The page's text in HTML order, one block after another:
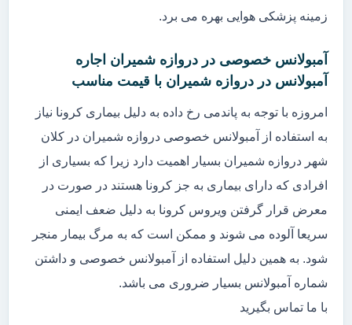
زمینه پزشکی هوایی بهره می برد.
آمبولانس خصوصی در دروازه شمیران اجاره
آمبولانس در دروازه شمیران با قیمت مناسب
امروزه با توجه به پاندمی رخ داده به دلیل بیماری کرونا نیاز
به استفاده از آمبولانس خصوصی دروازه شمیران در کلان
شهر دروازه شمیران بسیار اهمیت دارد زیرا که بسیاری از
افرادی که دارای بیماری به جز کرونا هستند در صورت در
معرض قرار گرفتن ویروس کرونا به دلیل ضعف ایمنی
سریعا آلوده می شوند و ممکن است که به مرگ بیمار منجر
شود. به همین دلیل استفاده از آمبولانس خصوصی و داشتن
شماره آمبولانس بسیار ضروری می باشد.
با ما تماس بگیرید